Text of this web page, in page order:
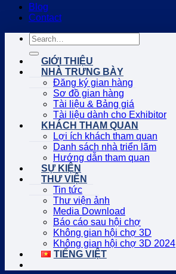
Blog
Contact
GIỚI THIỆU
NHÀ TRƯNG BÀY
Đăng ký gian hàng
Sơ đồ gian hàng
Tài liệu & Bảng giá
Tài liệu dành cho Exhibitor
KHÁCH THAM QUAN
Lợi ích khách tham quan
Danh sách nhà triển lãm
Hướng dẫn tham quan
SỰ KIỆN
THƯ VIỆN
Tin tức
Thư viện ảnh
Media Download
Báo cáo sau hội chợ
Không gian hội chợ 3D
Không gian hội chợ 3D 2024
TIẾNG VIỆT